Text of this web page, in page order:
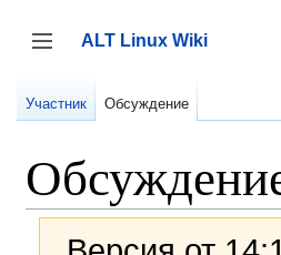
содержанию
Переключить боковую панель
ALT Linux Wiki
Участник Обсуждение